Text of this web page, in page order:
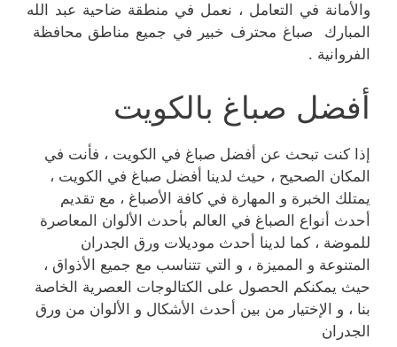
والأمانة في التعامل ، نعمل في منطقة ضاحية عبد الله
المبارك صباغ محترف خبير في جميع مناطق محافظة
الفروانية .
أفضل صباغ بالكويت
إذا كنت تبحث عن أفضل صباغ في الكويت ، فأنت في
المكان الصحيح ، حيث لدينا أفضل صباغ في الكويت ،
يمتلك الخبرة و المهارة في كافة الأصباغ ، مع تقديم
أحدث أنواع الصباغ في العالم بأحدث الألوان المعاصرة
للموضة ، كما لدينا أحدث موديلات ورق الجدران
المتنوعة و المميزة ، و التي تتناسب مع جميع الأذواق ،
حيث يمكنكم الحصول على الكتالوجات العصرية الخاصة
بنا ، و الإختيار من بين أحدث الأشكال و الألوان من ورق
الجدران